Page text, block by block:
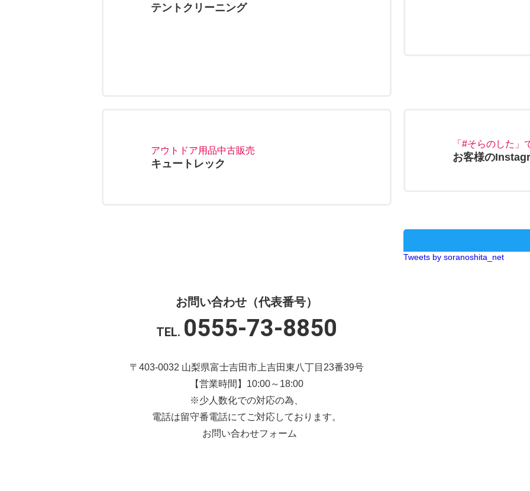
テントクリーニング
アウトドア用品中古販売
キュートレック
「#そらのした」
お客様の
お問い合わせ（代表番号）
TEL. 0555-73-8850
〒403-0032 山梨県富士吉田市上吉田東八丁目23番39号
【営業時間】10:00～18:00
※少人数化での対応の為、
電話は留守番電話にてご対応しております。
お問い合わせフォーム
Tweets by soranoshita_net